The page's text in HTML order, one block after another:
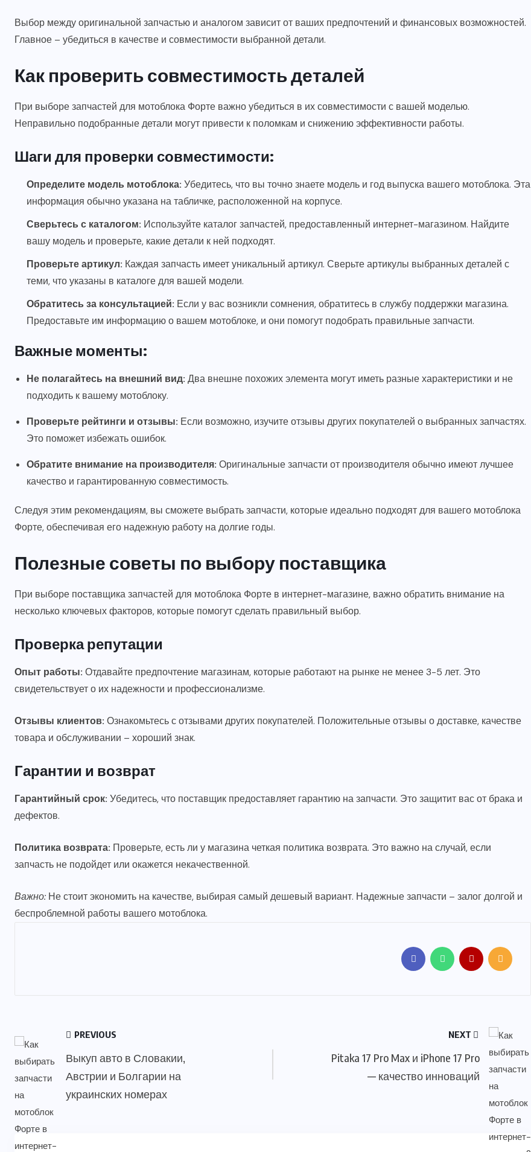
Выбор между оригинальной запчастью и аналогом зависит от ваших предпочтений и финансовых возможностей.
Главное – убедиться в качестве и совместимости выбранной детали.
Как проверить совместимость деталей
При выборе запчастей для мотоблока Форте важно убедиться в их совместимости с вашей моделью.
Неправильно подобранные детали могут привести к поломкам и снижению эффективности работы.
Шаги для проверки совместимости:
Определите модель мотоблока: Убедитесь, что вы точно знаете модель и год выпуска вашего мотоблока. Эта
информация обычно указана на табличке, расположенной на корпусе.
Сверьтесь с каталогом: Используйте каталог запчастей, предоставленный интернет-магазином. Найдите
вашу модель и проверьте, какие детали к ней подходят.
Проверьте артикул: Каждая запчасть имеет уникальный артикул. Сверьте артикулы выбранных деталей с
теми, что указаны в каталоге для вашей модели.
Обратитесь за консультацией: Если у вас возникли сомнения, обратитесь в службу поддержки магазина.
Предоставьте им информацию о вашем мотоблоке, и они помогут подобрать правильные запчасти.
Важные моменты:
Не полагайтесь на внешний вид: Два внешне похожих элемента могут иметь разные характеристики и не
подходить к вашему мотоблоку.
Проверьте рейтинги и отзывы: Если возможно, изучите отзывы других покупателей о выбранных запчастях.
Это поможет избежать ошибок.
Обратите внимание на производителя: Оригинальные запчасти от производителя обычно имеют лучшее
качество и гарантированную совместимость.
Следуя этим рекомендациям, вы сможете выбрать запчасти, которые идеально подходят для вашего мотоблока
Форте, обеспечивая его надежную работу на долгие годы.
Полезные советы по выбору поставщика
При выборе поставщика запчастей для мотоблока Форте в интернет-магазине, важно обратить внимание на
несколько ключевых факторов, которые помогут сделать правильный выбор.
Проверка репутации
Опыт работы: Отдавайте предпочтение магазинам, которые работают на рынке не менее 3-5 лет. Это
свидетельствует о их надежности и профессионализме.
Отзывы клиентов: Ознакомьтесь с отзывами других покупателей. Положительные отзывы о доставке, качестве
товара и обслуживании – хороший знак.
Гарантии и возврат
Гарантийный срок: Убедитесь, что поставщик предоставляет гарантию на запчасти. Это защитит вас от брака и
дефектов.
Политика возврата: Проверьте, есть ли у магазина четкая политика возврата. Это важно на случай, если
запчасть не подойдет или окажется некачественной.
Важно: Не стоит экономить на качестве, выбирая самый дешевый вариант. Надежные запчасти – залог долгой и
беспроблемной работы вашего мотоблока.
PREVIOUS
Выкуп авто в Словакии,
Австрии и Болгарии на
украинских номерах
NEXT
Pitaka 17 Pro Max и iPhone 17 Pro
— качество инноваций